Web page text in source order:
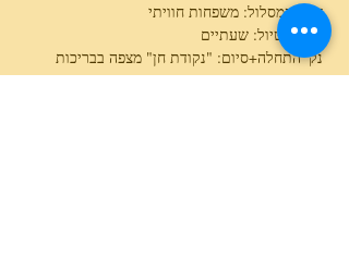
אופי המסלול: משפחות חוויתי
נק' התחלה+סיום: "נקודת חן" מצפה בבריכות
הדגים בטירת צבי